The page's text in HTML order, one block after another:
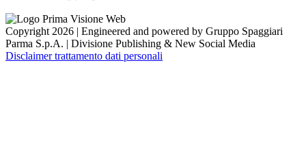
Copyright 2026 | Engineered and powered by Gruppo Spaggiari
Parma S.p.A. | Divisione Publishing & New Social Media
Disclaimer trattamento dati personali